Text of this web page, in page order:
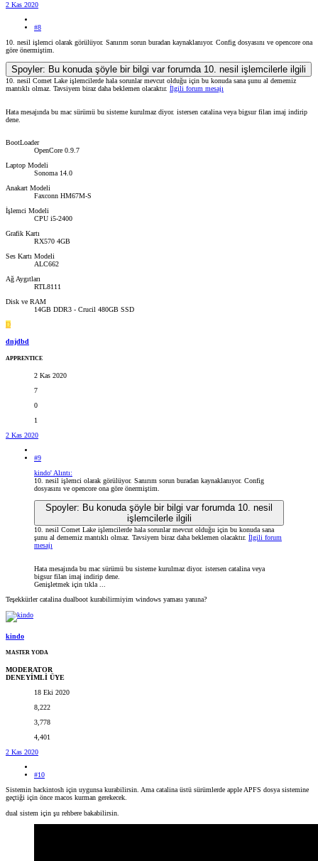
2 Kas 2020
#8
10. nesil işlemci olarak görülüyor. Sanırım sorun buradan kaynaklanıyor. Config dosyasını ve opencore ona
göre önermiştim.
Spoyler: Bu konuda şöyle bir bilgi var forumda 10. nesil işlemcilerle ilgili
10. nesil Comet Lake işlemcilerde hala sorunlar mevcut olduğu için bu konuda sana şunu al dememiz
mantıklı olmaz. Tavsiyem biraz daha beklemen olacaktır. İlgili forum mesajı
Hata mesajında bu mac sürümü bu sisteme kurulmaz diyor. istersen catalina veya bigsur filan imaj indirip
dene.
BootLoader
OpenCore 0.9.7
Laptop Modeli
Sonoma 14.0
Anakart Modeli
Faxconn HM67M-S
İşlemci Modeli
CPU i5-2400
Grafik Kartı
RX570 4GB
Ses Kartı Modeli
ALC662
Ağ Aygıtları
RTL8111
Disk ve RAM
14GB DDR3 - Crucil 480GB SSD
D
dnjdbd
APPRENTICE
2 Kas 2020
7
0
1
2 Kas 2020
#9
kindo' Alıntı:
10. nesil işlemci olarak görülüyor. Sanırım sorun buradan kaynaklanıyor. Config
dosyasını ve opencore ona göre önermiştim.
Spoyler: Bu konuda şöyle bir bilgi var forumda 10. nesil
işlemcilerle ilgili
10. nesil Comet Lake işlemcilerde hala sorunlar mevcut olduğu için bu konuda sana
şunu al dememiz mantıklı olmaz. Tavsiyem biraz daha beklemen olacaktır. İlgili forum
mesajı
Hata mesajında bu mac sürümü bu sisteme kurulmaz diyor. istersen catalina veya
bigsur filan imaj indirip dene.
Genişletmek için tıkla ...
Teşekkürler catalina dualboot kurabilirmiyim windows yaması yanına?
kindo
MASTER YODA
MODERATOR
DENEYİMLİ ÜYE
18 Eki 2020
8,222
3,778
4,401
2 Kas 2020
#10
Sistemin hackintosh için uygunsa kurabilirsin. Ama catalina üstü sürümlerde apple APFS dosya sistemine
geçtiği için önce macos kurman gerekecek.
dual sistem için şu rehbere bakabilirsin.